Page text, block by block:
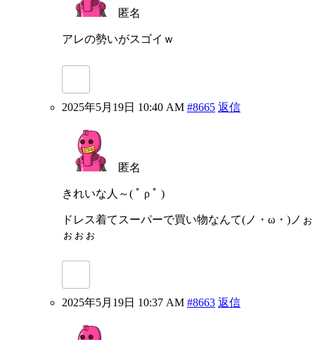
匿名
アレの勢いがスゴイｗ
2025年5月19日 10:40 AM #8665 返信
匿名
きれいな人～( ﾟ ρ ﾟ )
ドレス着てスーパーで買い物なんて(ノ・ω・)ノぉ
ぉぉぉ
2025年5月19日 10:37 AM #8663 返信